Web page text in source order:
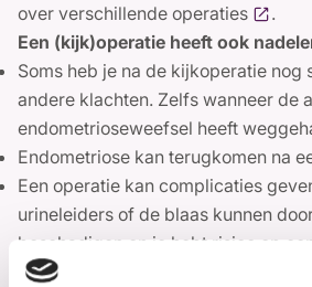
over verschillende operaties
.
Een (kijk)operatie heeft ook
Soms heb je na de kijkoperatie nog
andere klachten. Zelfs wanneer de
endometrioseweefsel heeft
Endometriose kan terugkomen na
Een operatie kan complicaties
urineleiders of de blaas kunnen
beschadigen en je hebt risico op
ontsteking.